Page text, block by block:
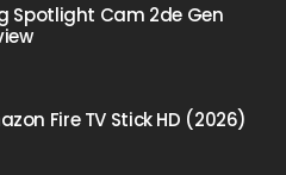
Spotlight Cam 2de Gen
Fire TV Stick HD (2026)